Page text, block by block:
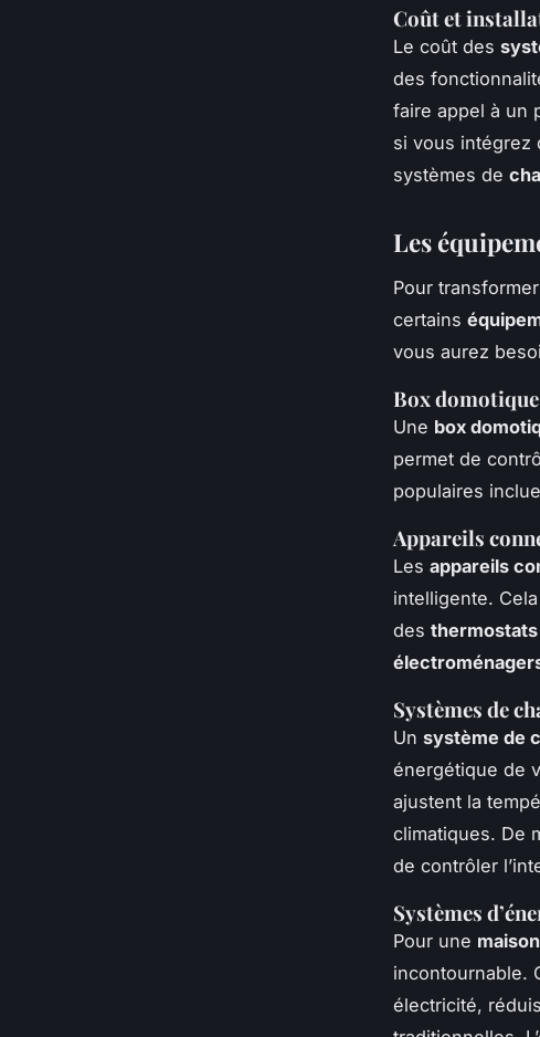
Coût et
Le coût des
des
faire appel à un
si vous intégrez
systèmes de
Les
Pour
certains
vous aurez
Box domotique
Une box
permet de
populaires
Appareils
Les appareils
intelligente.
des
Systèmes de
Un système de
énergétique de
ajustent la
climatiques. De
de contrôler
Systèmes
Pour une
incontournable.
électricité,